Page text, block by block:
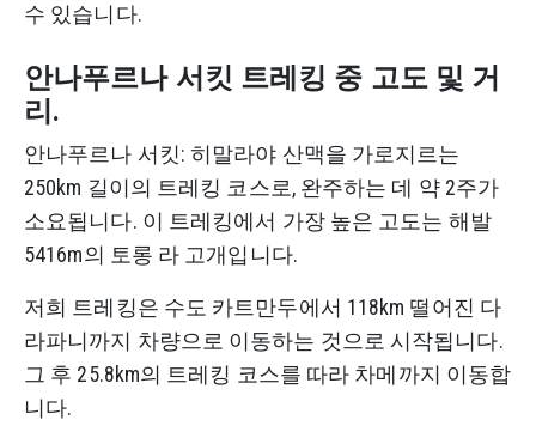
수 있습니다.
안나푸르나 서킷 트레킹 중 고도 및 거
리.
안나푸르나 서킷: 히말라야 산맥을 가로지르는
250km 길이의 트레킹 코스로, 완주하는 데 약 2주가
소요됩니다. 이 트레킹에서 가장 높은 고도는 해발
5416m의 토롱 라 고개입니다.
저희 트레킹은 수도 카트만두에서 118km 떨어진 다
라파니까지 차량으로 이동하는 것으로 시작됩니다.
그 후 25.8km의 트레킹 코스를 따라 차메까지 이동합
니다.